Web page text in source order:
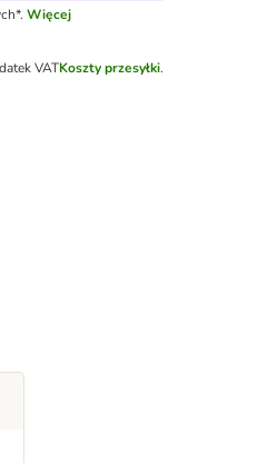
Więcej
VATKoszty przesyłki.